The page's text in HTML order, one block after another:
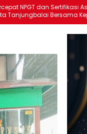
Aset, Wali
Kepala
Pulau Milik